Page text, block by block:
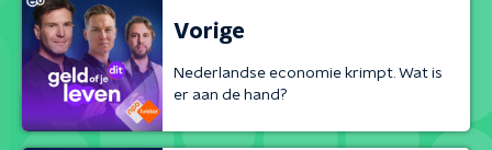
Vorige
Nederlandse economie krimpt. Wat is
er aan de hand?